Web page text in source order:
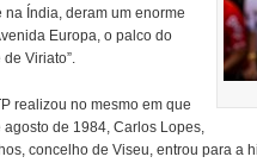
Índia, deram um enorme
Europa, o palco do
Viriato”.
realizou no mesmo em que
agosto de 1984, Carlos Lopes,
concelho de Viseu, entrou para a